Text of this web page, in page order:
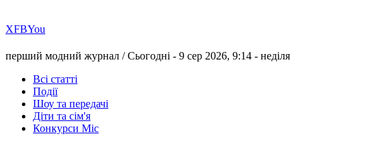
ХFBYou
перший модний журнал /Сьогодні - 9 сер 2026, 9:14 - неділя
Всі статті
Події
Шоу та передачі
Діти та сім'я
Конкурси Міс